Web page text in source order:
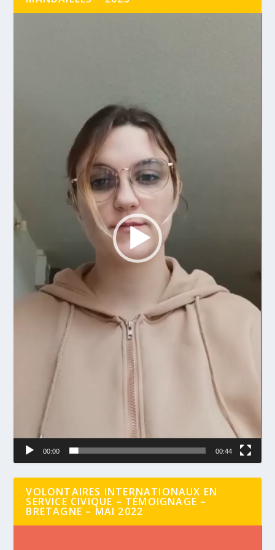
00:00 00:44
VOLONTAIRES INTERNATIONAUX EN
SERVICE CIVIQUE – TÉMOIGNAGE –
BRETAGNE – MAI 2022